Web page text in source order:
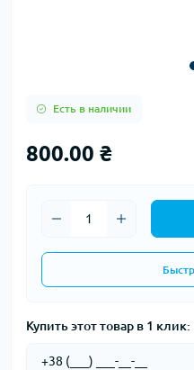
Есть в наличии
800.00 ₴
Купить этот товар в 1 клик: